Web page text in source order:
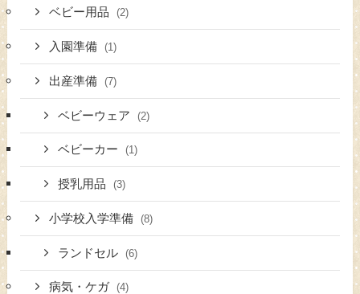
ベビー用品 (2)
入園準備 (1)
出産準備 (7)
ベビーウェア (2)
ベビーカー (1)
授乳用品 (3)
小学校入学準備 (8)
ランドセル (6)
病気・ケガ (4)